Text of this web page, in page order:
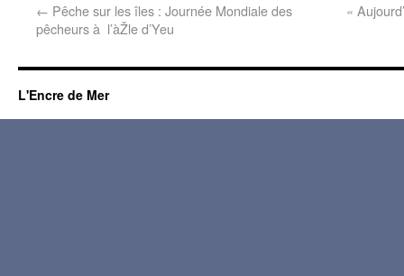
← Pêche sur les îles : Journée Mondiale des
pêcheurs à l’àŽle d’Yeu
«
L'Encre de Mer